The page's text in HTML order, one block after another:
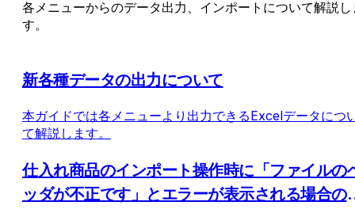
各メニューからのデータ出力、インポートについて解説し
す。
新各種データの出力について
本ガイドでは各メニューより出力できるExcelデータにつ
て解説します。
仕入れ商品のインポート操作時に「ファイルの
ッダが不正です」とエラーが表示される場合の